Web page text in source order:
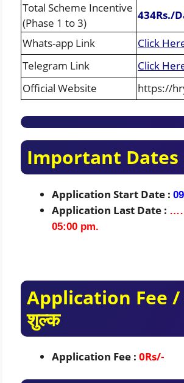
Total Scheme Incentive
(Phase 1 to 3)
434Rs./
Whats-app Link
Click
Telegram Link
Click
Official Website
https://
Important Dates
Application Start Date :
Application Last Date :
05:00 pm.
Application Fee
शुल्क
Application Fee : 0Rs/-